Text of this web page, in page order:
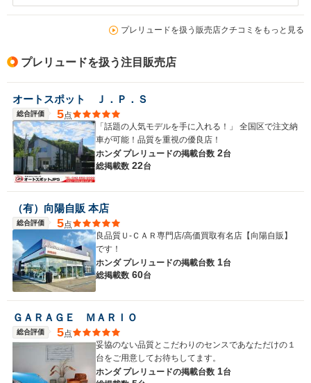
（笑）
プレリュードを扱う販売店クチコミをもっと見る
プレリュードを扱う注目販売店
オートスポット Ｊ．Ｐ．Ｓ
総合評価 5点
「話題の人気モデルを手に入れる！」 全国区で注文納
車が可能！品質を重視の優良店！
ホンダ プレリュードの掲載台数 2台
総掲載数 22台
（有）向陽自販 本店
総合評価 5点
良品質Ｕ-ＣＡＲ専門店/高価買取有名店【向陽自販】
です！
ホンダ プレリュードの掲載台数 1台
総掲載数 60台
ＧＡＲＡＧＥ ＭＡＲＩＯ
総合評価 5点
妥協のない品質とこだわりのセンスであなただけの１
台をご用意してお待ちしてます。
ホンダ プレリュードの掲載台数 1台